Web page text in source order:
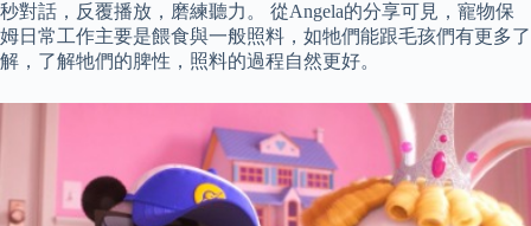
秒對話，反覆播放，磨練聽力。 從Angela的分享可見，寵物保
姆日常工作主要是餵食與一般照料，如牠們能跟毛孩們有更多了
解，了解牠們的脾性，照料的過程自然更好。